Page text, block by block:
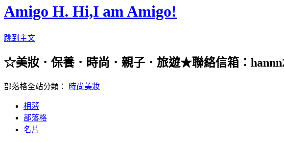
Amigo H. Hi,I am Amigo!
跳到主文
☆美妝．保養．時尚．親子．旅遊★聯絡信箱：
部落格全站分類： 時尚美妝
相簿
部落格
名片